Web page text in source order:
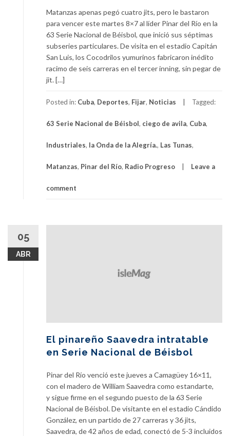
Matanzas apenas pegó cuatro jits, pero le bastaron
para vencer este martes 8×7 al líder Pinar del Río en la
63 Serie Nacional de Béisbol, que inició sus séptimas
subseries particulares. De visita en el estadio Capitán
San Luis, los Cocodrilos yumurinos fabricaron inédito
racimo de seis carreras en el tercer inning, sin pegar de
jit. […]
Posted in: Cuba, Deportes, Fijar, Noticias Tagged:
63 Serie Nacional de Béisbol, ciego de avila, Cuba,
Industriales, la Onda de la Alegría., Las Tunas,
Matanzas, Pinar del Río, Radio Progreso Leave a
comment
05
ABR
El pinareño Saavedra intratable
en Serie Nacional de Béisbol
Pinar del Río venció este jueves a Camagüey 16×11,
con el madero de William Saavedra como estandarte,
y sigue firme en el segundo puesto de la 63 Serie
Nacional de Béisbol. De visitante en el estadio Cándido
González, en un partido de 27 carreras y 36 jits,
Saavedra, de 42 años de edad, conectó de 5-3 incluidos